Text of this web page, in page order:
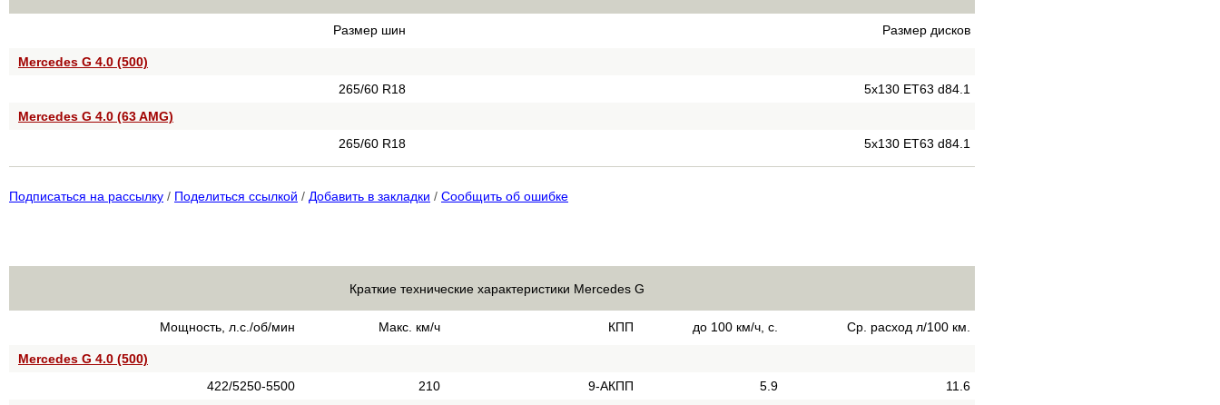
Размер шин Размер дисков
Mercedes G 4.0 (500)
265/60 R18
5x130 ET63 d84.1
Mercedes G 4.0 (63 AMG)
265/60 R18
5x130 ET63 d84.1
Подписаться на рассылку / Поделиться ссылкой / Добавить в закладки / Сообщить об ошибке
Краткие технические характеристики Mercedes G
Мощность, л.с./об/мин Макс. км/ч КПП до 100 км/ч, с. Ср. расход л/100 км.
Mercedes G 4.0 (500)
422/5250-5500
210 9-АКПП 5.9
11.6